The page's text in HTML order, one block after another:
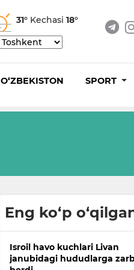
31° Kechasi 18°
O‘ZBEKISTON SPORT
Eng ko‘p
Isroil havo kuchlari Livan
janubidagi hududlarga